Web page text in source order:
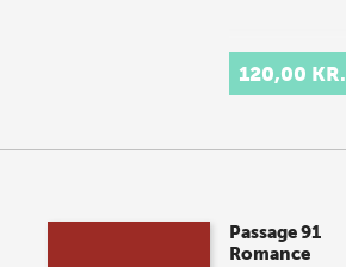
120,00 KR.
Passage 91
Romance